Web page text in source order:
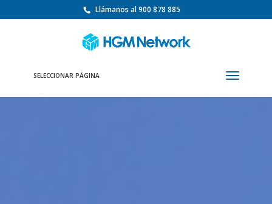
Llámanos al 900 878 885
SELECCIONAR PÁGINA